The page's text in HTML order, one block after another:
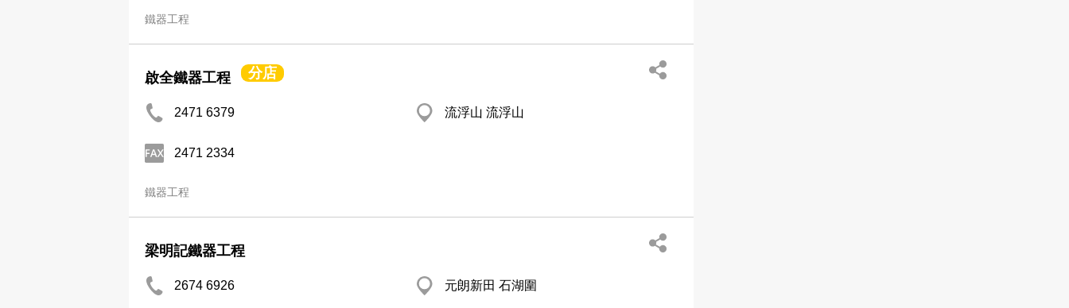
鐵器工程
啟全鐵器工程 分店
2471 6379 流浮山 流浮山
2471 2334
鐵器工程
梁明記鐵器工程
2674 6926 元朗新田 石湖圍